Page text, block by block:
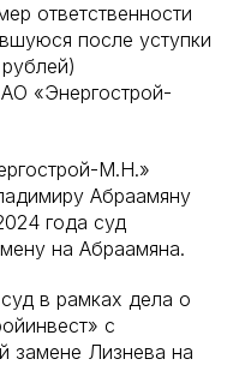
ответственности
после уступки
«Энергострой-
М.Н.»
Абраамяну
года суд
на Абраамяна.
в рамках дела о
с
замене Лизнева на